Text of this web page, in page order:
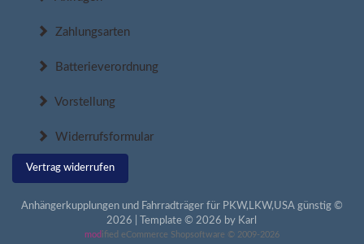
Zahlungsarten
Batterieverordnung
Vorstellung
Widerrufsformular
Vertrag widerrufen
Anhängerkupplungen und Fahrradträger für PKW,LKW,USA günstig ©
2026 | Template © 2026 by Karl
mod ified eCommerce Shopsoftware © 2009-2026